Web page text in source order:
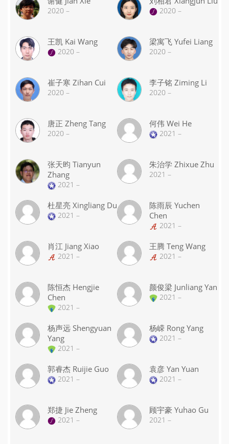
2020 – 2020 –
王凯 Kai Wang
2020 –
梁寓飞 Yufei Liang
2020 –
崔子寒 Zihan Cui
2020 –
李子铭 Ziming Li
2020 –
唐正 Zheng Tang
2020 –
何伟 Wei He
2021 –
张天昀 Tianyun
Zhang
2021 –
朱治学 Zhixue Zhu
2021 –
杜星亮 Xingliang Du
2021 –
陈雨辰 Yuchen
Chen
2021 –
肖江 Jiang Xiao
2021 –
王腾 Teng Wang
2021 –
陈恒杰 Hengjie
Chen
2021 –
颜俊梁 Junliang Yan
2021 –
杨声远 Shengyuan
Yang
2021 –
杨嵘 Rong Yang
2021 –
郭睿杰 Ruijie Guo
2021 –
袁彦 Yan Yuan
2021 –
郑捷 Jie Zheng
2021 –
顾宇豪 Yuhao Gu
2021 –